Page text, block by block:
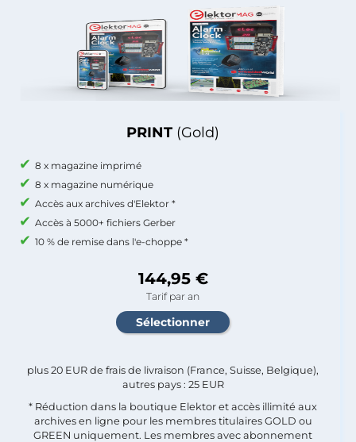
PRINT (Gold)
8 x magazine imprimé
8 x magazine numérique
Accès aux archives d'Elektor *
Accès à 5000+ fichiers Gerber
10 % de remise dans l'e-choppe *
144,95 €
Tarif par an
plus 20 EUR de frais de livraison (France, Suisse, Belgique),
autres pays : 25 EUR
* Réduction dans la boutique Elektor et accès illimité aux
archives en ligne pour les membres titulaires GOLD ou
GREEN uniquement. Les membres avec abonnement